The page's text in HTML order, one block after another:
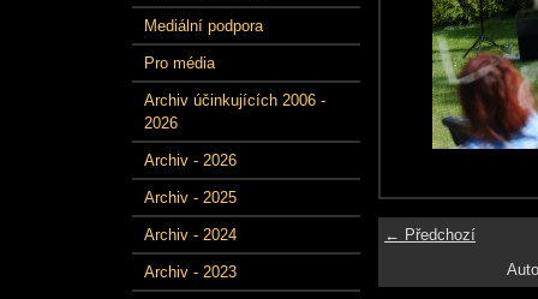
Mediální podpora
Pro média
Archiv účinkujících 2006 -
2026
Archiv - 2026
Archiv - 2025
Archiv - 2024
Archiv - 2023
← Předchozí